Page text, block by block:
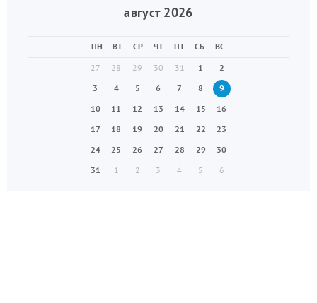
август 2026
ПН ВТ СР ЧТ ПТ СБ
ВС
27
28 29 30 31 1
2
3
4 5 6 7 8
9
10
11 12 13 14 15
16
17
18 19 20 21 22
23
24
25 26 27 28 29
30
31
1 2 3 4 5 6